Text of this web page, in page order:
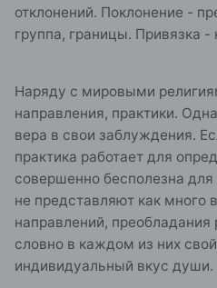
отклонений. Поклонение -
группа, границы. Привязка -
Наряду с мировыми
направления, практики.
вера в свои заблуждения.
практика работает для
совершенно бесполезна
не представляют как много
направлений, преобладания
словно в каждом из них
индивидуальный вкус души.